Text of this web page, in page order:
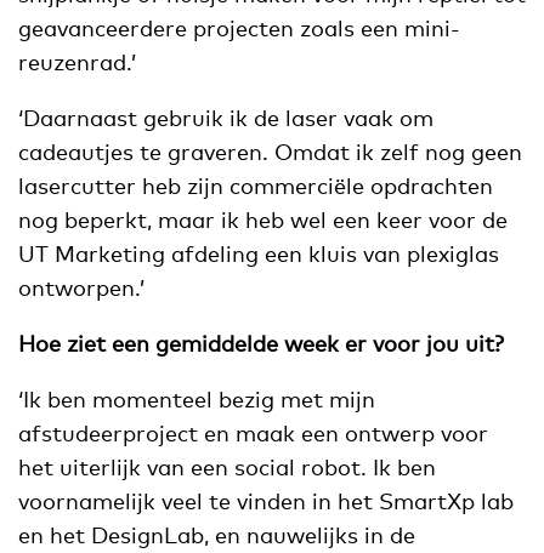
geavanceerdere projecten zoals een mini-
reuzenrad.’
‘Daarnaast gebruik ik de laser vaak om
cadeautjes te graveren. Omdat ik zelf nog geen
lasercutter heb zijn commerciële opdrachten
nog beperkt, maar ik heb wel een keer voor de
UT Marketing afdeling een kluis van plexiglas
ontworpen.’
Hoe ziet een gemiddelde week er voor jou uit?
‘Ik ben momenteel bezig met mijn
afstudeerproject en maak een ontwerp voor
het uiterlijk van een social robot. Ik ben
voornamelijk veel te vinden in het SmartXp lab
en het DesignLab, en nauwelijks in de